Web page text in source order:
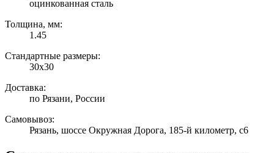
оцинкованная сталь
Толщина, мм:
1.45
Стандартные размеры:
30х30
Доставка:
по Рязани, России
Самовывоз:
Рязань, шоссе Окружная Дорога, 185-й километр, с6